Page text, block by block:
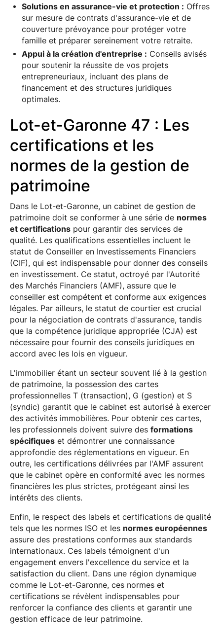
Solutions en assurance-vie et protection : Offres
sur mesure de contrats d'assurance-vie et de
couverture prévoyance pour protéger votre
famille et préparer sereinement votre retraite.
Appui à la création d'entreprise : Conseils avisés
pour soutenir la réussite de vos projets
entrepreneuriaux, incluant des plans de
financement et des structures juridiques
optimales.
Lot-et-Garonne 47 : Les
certifications et les
normes de la gestion de
patrimoine
Dans le Lot-et-Garonne, un cabinet de gestion de
patrimoine doit se conformer à une série de normes
et certificationspour garantir des services de
qualité. Les qualifications essentielles incluent le
statut de Conseiller en Investissements Financiers
(CIF), qui est indispensable pour donner des conseils
en investissement. Ce statut, octroyé par l'Autorité
des Marchés Financiers (AMF), assure que le
conseiller est compétent et conforme aux exigences
légales. Par ailleurs, le statut de courtier est crucial
pour la négociation de contrats d'assurance, tandis
que la compétence juridique appropriée (CJA) est
nécessaire pour fournir des conseils juridiques en
accord avec les lois en vigueur.
L'immobilier étant un secteur souvent lié à la gestion
de patrimoine, la possession des cartes
professionnelles T (transaction), G (gestion) et S
(syndic) garantit que le cabinet est autorisé à exercer
des activités immobilières. Pour obtenir ces cartes,
les professionnels doivent suivre des formations
spécifiqueset démontrer une connaissance
approfondie des réglementations en vigueur. En
outre, les certifications délivrées par l'AMF assurent
que le cabinet opère en conformité avec les normes
financières les plus strictes, protégeant ainsi les
intérêts des clients.
Enfin, le respect des labels et certifications de qualité
tels que les normes ISO et les normes européennes
assure des prestations conformes aux standards
internationaux. Ces labels témoignent d'un
engagement envers l'excellence du service et la
satisfaction du client. Dans une région dynamique
comme le Lot-et-Garonne, ces normes et
certifications se révèlent indispensables pour
renforcer la confiance des clients et garantir une
gestion efficace de leur patrimoine.